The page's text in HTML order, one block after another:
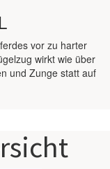
vor zu harter
wirkt wie über
und Zunge statt auf